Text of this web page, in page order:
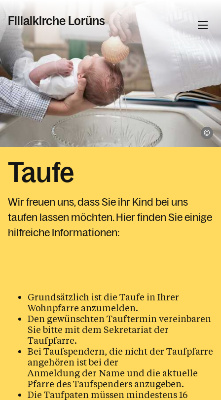
Filialkirche Lorüns
Informationen
Aktuelles in der Filialkirche Lorüns
Was wir glauben
Sakramente
Erstkommunion
Firmung
Kirchliche Trauung
Krankensalbung
Beichte
Pfarren im Seelsorgeraum
Kalender
Personen
Taufe
Wir freuen uns, dass Sie ihr Kind bei uns
taufen lassen möchten. Hier finden Sie einige
hilfreiche Informationen:
Grundsätzlich ist die Taufe in Ihrer
Wohnpfarre anzumelden.
Den gewünschten Tauftermin vereinbaren
Sie bitte mit dem Sekretariat der
Taufpfarre.
Bei Taufspendern, die nicht der Taufpfarre
angehören ist bei der
Anmeldung der Name und die aktuelle
Pfarre des Taufspenders anzugeben.
Die Taufpaten müssen mindestens 16